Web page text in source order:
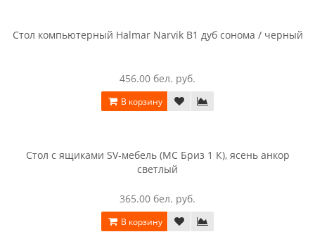
Стол компьютерный Halmar B 14 черный
263.00 бел. руб.
В корзину